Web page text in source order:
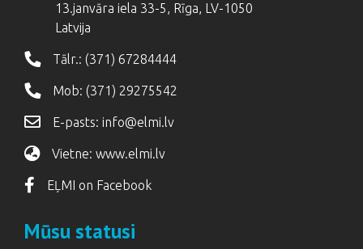
13.janvāra iela 33-5, Rīga, LV-1050
Latvija
Tālr.: (371) 67284444
Mob: (371) 29275542
E-pasts: info@elmi.lv
Vietne: www.elmi.lv
EĻMI on Facebook
Mūsu statusi